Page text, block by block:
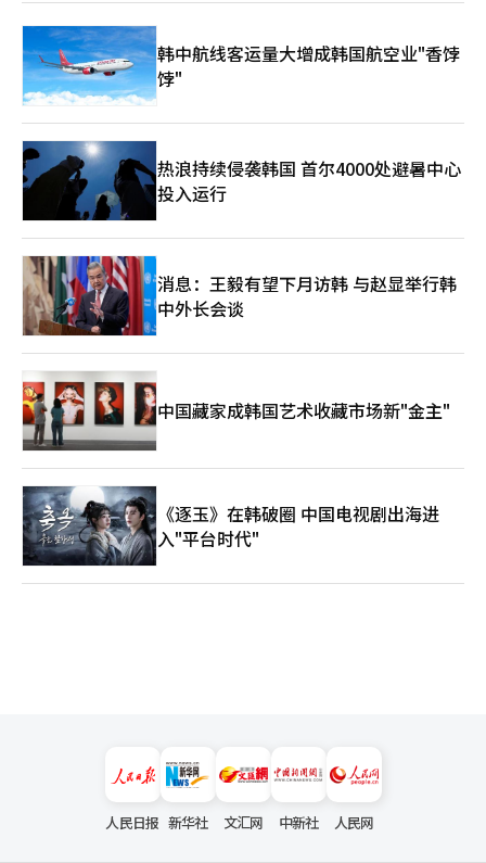
韩中航线客运量大增成韩国航空业"香饽
饽"
热浪持续侵袭韩国 首尔4000处避暑中心
投入运行
消息：王毅有望下月访韩 与赵显举行韩
中外长会谈
中国藏家成韩国艺术收藏市场新"金主"
《逐玉》在韩破圈 中国电视剧出海进
入"平台时代"
人民日报 新华社 文汇网 中新社 人民网